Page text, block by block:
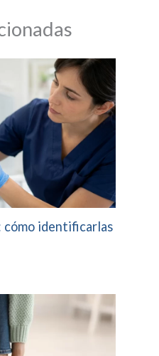
cómo identificarlas